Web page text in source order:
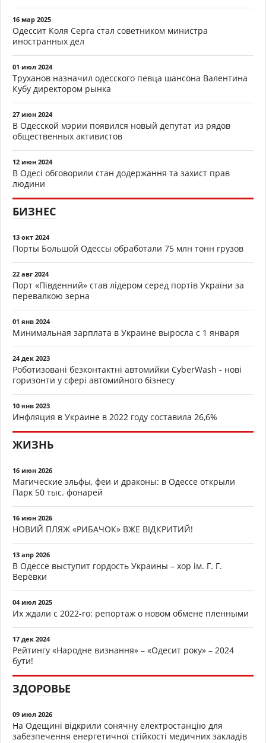
16 мар 2025
Одессит Коля Серга стал советником министра
иностранных дел
01 июл 2024
Труханов назначил одесского певца шансона Валентина
Кубу директором рынка
27 июн 2024
В Одесской мэрии появился новый депутат из рядов
общественных активистов
12 июн 2024
В Одесі обговорили стан додержання та захист прав
людини
БИЗНЕС
13 окт 2024
Порты Большой Одессы обработали 75 млн тонн грузов
22 авг 2024
Порт «Південний» став лідером серед портів України за
перевалкою зерна
01 янв 2024
Минимальная зарплата в Украине выросла с 1 января
24 дек 2023
Роботизовані безконтактні автомийки CyberWash - нові
горизонти у сфері автомийного бізнесу
10 янв 2023
Инфляция в Украине в 2022 году составила 26,6%
ЖИЗНЬ
16 июн 2026
Магические эльфы, феи и драконы: в Одессе открыли
Парк 50 тыс. фонарей
16 июн 2026
НОВИЙ ПЛЯЖ «РИБАЧОК» ВЖЕ ВІДКРИТИЙ!
13 апр 2026
В Одессе выступит гордость Украины – хор ім. Г. Г.
Верёвки
04 июл 2025
Их ждали с 2022-го: репортаж о новом обмене пленными
17 дек 2024
Рейтингу «Народне визнання» – «Одесит року» – 2024
бути!
ЗДОРОВЬЕ
09 июл 2026
На Одещині відкрили сонячну електростанцію для
забезпечення енергетичної стійкості медичних закладів